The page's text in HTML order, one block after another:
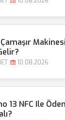
10.08.2026
13 NFC Ile